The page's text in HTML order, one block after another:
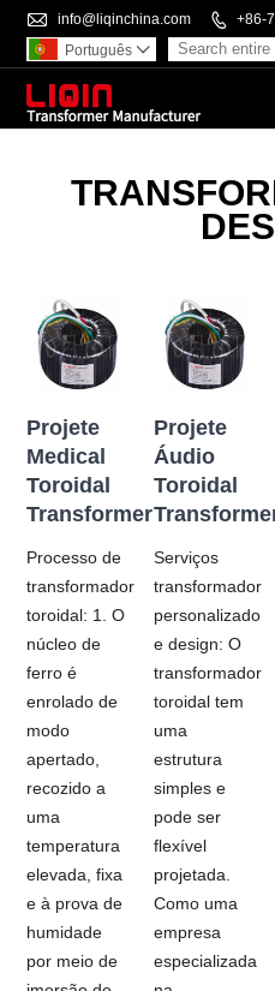
 info@liqinchina.com  +86-
Português 
Projete
Medical
Toroidal
Transformer
Processo de
transformador
toroidal: 1. O
núcleo de
ferro é
enrolado de
modo
apertado,
recozido a
uma
temperatura
elevada, fixa
e à prova de
humidade
por meio de
Projete
Áudio
Toroidal
Serviços
transformador
personalizado
e design: O
transformador
toroidal tem
uma
estrutura
simples e
pode ser
flexível
projetada.
Como uma
empresa
especializada